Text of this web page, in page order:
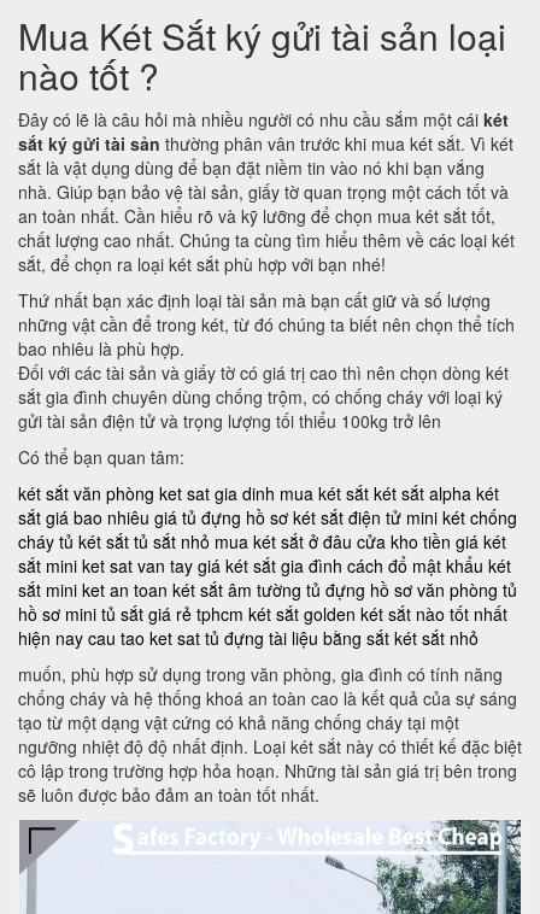
Mua Két Sắt ký gửi tài sản loại
nào tốt ?
Đây có lẽ là câu hỏi mà nhiều người có nhu cầu sắm một cái két
sắt ký gửi tài sản thường phân vân trước khi mua két sắt. Vì két
sắt là vật dụng dùng để bạn đặt niềm tin vào nó khi bạn vắng
nhà. Giúp bạn bảo vệ tài sản, giấy tờ quan trọng một cách tốt và
an toàn nhất. Cần hiểu rõ và kỹ lưỡng để chọn mua két sắt tốt,
chất lượng cao nhất. Chúng ta cùng tìm hiểu thêm về các loại két
sắt, để chọn ra loại két sắt phù hợp với bạn nhé!
Thứ nhất bạn xác định loại tài sản mà bạn cất giữ và số lượng
những vật cần để trong két, từ đó chúng ta biết nên chọn thể tích
bao nhiêu là phù hợp.
Đối với các tài sản và giấy tờ có giá trị cao thì nên chọn dòng két
sắt gia đình chuyên dùng chống trộm, có chống cháy với loại ký
gửi tài sản điện tử và trọng lượng tối thiểu 100kg trở lên
Có thể bạn quan tâm:
két sắt văn phòng ket sat gia dinh mua két sắt két sắt alpha két
sắt giá bao nhiêu giá tủ đựng hồ sơ két sắt điện tử mini két chống
cháy tủ két sắt tủ sắt nhỏ mua két sắt ở đâu cửa kho tiền giá két
sắt mini ket sat van tay giá két sắt gia đình cách đổ mật khẩu két
sắt mini ket an toan két sắt âm tường tủ đựng hồ sơ văn phòng tủ
hồ sơ mini tủ sắt giá rẻ tphcm két sắt golden két sắt nào tốt nhất
hiện nay cau tao ket sat tủ đựng tài liệu bằng sắt két sắt nhỏ
muốn, phù hợp sử dụng trong văn phòng, gia đình có tính năng
chống cháy và hệ thống khoá an toàn cao là kết quả của sự sáng
tạo từ một dạng vật cứng có khả năng chống cháy tại một
ngưỡng nhiệt độ độ nhất định. Loại két sắt này có thiết kế đặc biệt
cô lập trong trường hợp hỏa hoạn. Những tài sản giá trị bên trong
sẽ luôn được bảo đảm an toàn tốt nhất.